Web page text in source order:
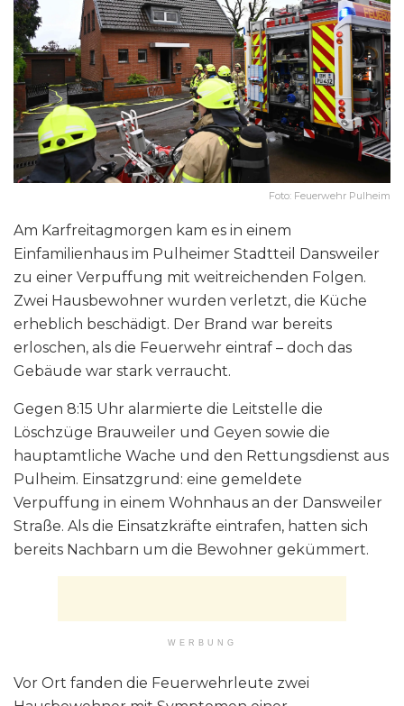
Foto: Feuerwehr Pulheim
Am Karfreitagmorgen kam es in einem
Einfamilienhaus im Pulheimer Stadtteil Dansweiler
zu einer Verpuffung mit weitreichenden Folgen.
Zwei Hausbewohner wurden verletzt, die Küche
erheblich beschädigt. Der Brand war bereits
erloschen, als die Feuerwehr eintraf – doch das
Gebäude war stark verraucht.
Gegen 8:15 Uhr alarmierte die Leitstelle die
Löschzüge Brauweiler und Geyen sowie die
hauptamtliche Wache und den Rettungsdienst aus
Pulheim. Einsatzgrund: eine gemeldete
Verpuffung in einem Wohnhaus an der Dansweiler
Straße. Als die Einsatzkräfte eintrafen, hatten sich
bereits Nachbarn um die Bewohner gekümmert.
WERBUNG
Vor Ort fanden die Feuerwehrleute zwei